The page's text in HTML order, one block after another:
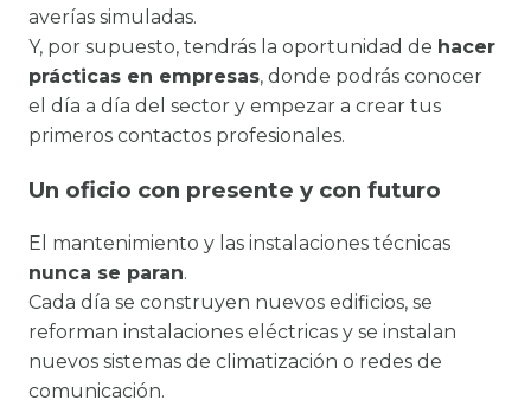
averías simuladas.
Y, por supuesto, tendrás la oportunidad de hacer
prácticas en empresas, donde podrás conocer
el día a día del sector y empezar a crear tus
primeros contactos profesionales.
Un oficio con presente y con futuro
El mantenimiento y las instalaciones técnicas
nunca se paran.
Cada día se construyen nuevos edificios, se
reforman instalaciones eléctricas y se instalan
nuevos sistemas de climatización o redes de
comunicación.